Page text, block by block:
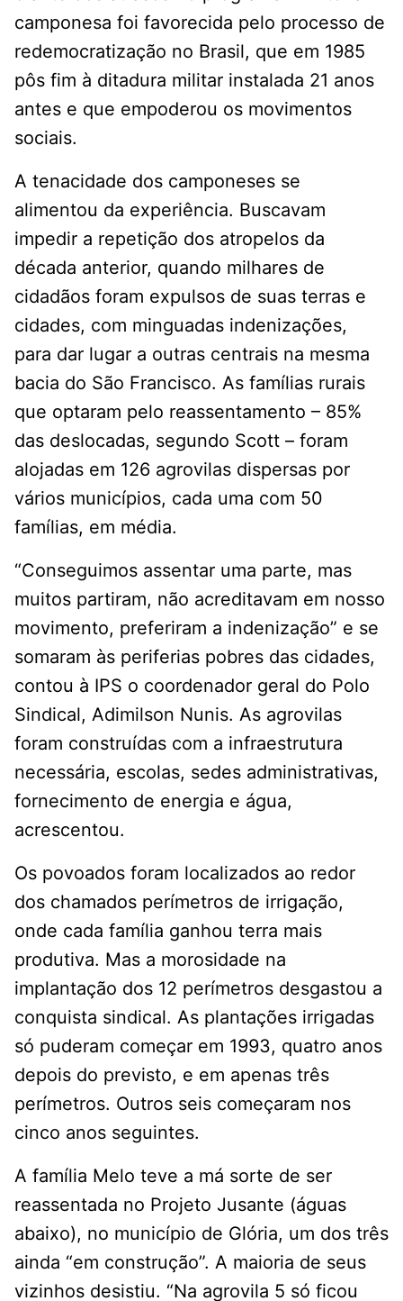
camponesa foi favorecida pelo processo de
redemocratização no Brasil, que em 1985
pôs fim à ditadura militar instalada 21 anos
antes e que empoderou os movimentos
sociais.
A tenacidade dos camponeses se
alimentou da experiência. Buscavam
impedir a repetição dos atropelos da
década anterior, quando milhares de
cidadãos foram expulsos de suas terras e
cidades, com minguadas indenizações,
para dar lugar a outras centrais na mesma
bacia do São Francisco. As famílias rurais
que optaram pelo reassentamento – 85%
das deslocadas, segundo Scott – foram
alojadas em 126 agrovilas dispersas por
vários municípios, cada uma com 50
famílias, em média.
“Conseguimos assentar uma parte, mas
muitos partiram, não acreditavam em nosso
movimento, preferiram a indenização” e se
somaram às periferias pobres das cidades,
contou à IPS o coordenador geral do Polo
Sindical, Adimilson Nunis. As agrovilas
foram construídas com a infraestrutura
necessária, escolas, sedes administrativas,
fornecimento de energia e água,
acrescentou.
Os povoados foram localizados ao redor
dos chamados perímetros de irrigação,
onde cada família ganhou terra mais
produtiva. Mas a morosidade na
implantação dos 12 perímetros desgastou a
conquista sindical. As plantações irrigadas
só puderam começar em 1993, quatro anos
depois do previsto, e em apenas três
perímetros. Outros seis começaram nos
cinco anos seguintes.
A família Melo teve a má sorte de ser
reassentada no Projeto Jusante (águas
abaixo), no município de Glória, um dos três
ainda “em construção”. A maioria de seus
vizinhos desistiu. “Na agrovila 5 só ficou